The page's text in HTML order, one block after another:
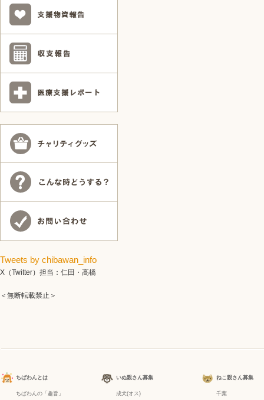
Tweets by chibawan_info
X（Twitter）担当：仁田・高橋
＜無断転載禁止＞
ちばわんとは
ちばわんの「趣旨」
いぬ親さん募集
成犬(オス)
ねこ親さん募集
千葉